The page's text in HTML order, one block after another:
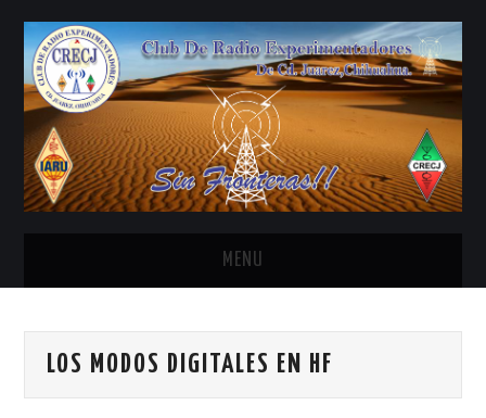
MENU
ANTENAS Y ACCESORIOS
LOS MODOS DIGITALES EN HF